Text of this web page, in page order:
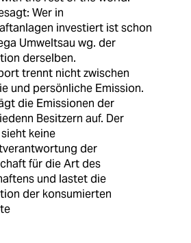
Wer in
investiert ist schon
Umweltsau wg. der
derselben.
trennt nicht zwischen
und persönliche Emission.
die Emissionen der
Besitzern auf. Der
keine
der
für die Art des
und lastet die
der konsumierten